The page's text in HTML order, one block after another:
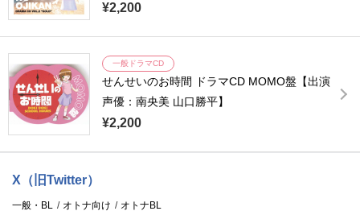
¥2,200
一般ドラマCD
せんせいのお時間 ドラマCD MOMO盤【出演
声優：南央美 山口勝平】
¥2,200
X（旧Twitter）
一般・BL オトナ向け オトナBL